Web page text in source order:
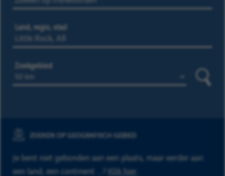
Land, regio, stad
Zoekgebied
ZOEKEN OP GEOGRAFISCH GEBIED
Je bent niet gebonden aan een plaats, maar eerder aan
een land, een continent ...? Klik hier